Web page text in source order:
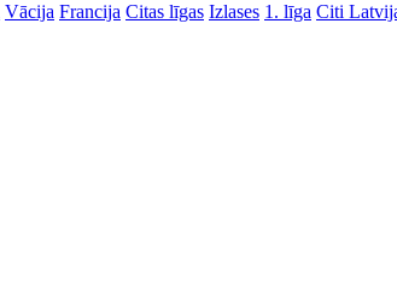
Vācija Francija Citas līgas Izlases 1. līga Citi